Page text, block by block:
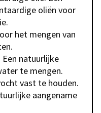
oliën voor
het mengen van
natuurlijke
te mengen.
vast te houden.
aangename